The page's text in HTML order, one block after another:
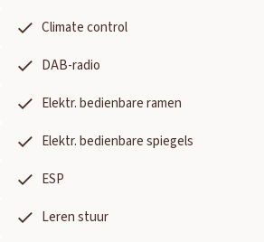
Climate control
DAB-radio
Elektr. bedienbare ramen
Elektr. bedienbare spiegels
ESP
Leren stuur